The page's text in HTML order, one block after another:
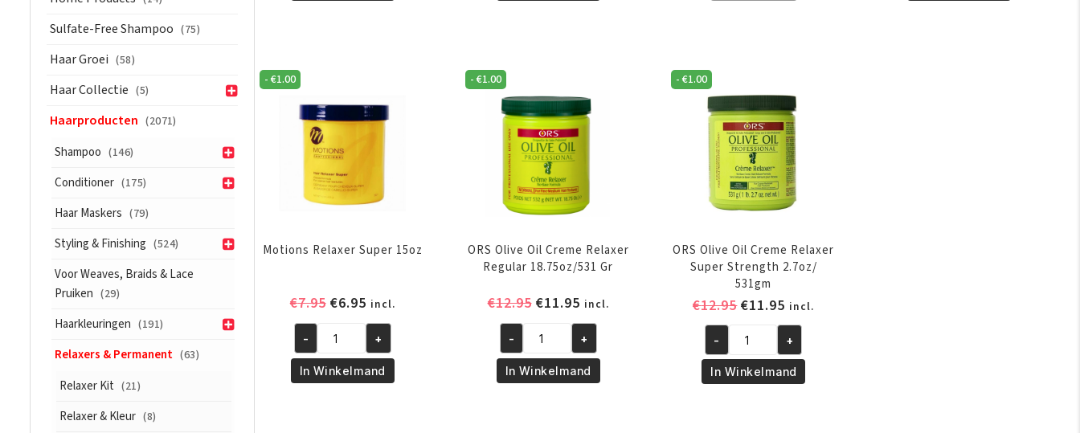
Sulfate-Free Shampoo (75)
Haar Groei (58)
Haar Collectie (5)
Haarproducten (2071)
Shampoo (146)
Conditioner (175)
Haar Maskers (79)
Styling & Finishing (524)
Voor Weaves, Braids & Lace
Pruiken (29)
Haarkleuringen (191)
Relaxers & Permanent (63)
Relaxer Kit (21)
Relaxer & Kleur (8)
Formula
kg
aantal
Formula
kg
aantal
Mild
Regular
- €1.00
Motions Relaxer Super 15oz
€7.95 Oorspronkelijke
was:
€7.95.
€6.95Huidige
prijs
is:
€6.95.
incl.
Motions
Relaxer
Super
- +
In Winkelmand
- €1.00
ORS Olive Oil Creme Relaxer
Regular 18.75oz/531 Gr
€12.95 Oorspronkelijke
was:
€12.95.
€11.95Huidige
prijs
is:
€11.95.
incl.
ORS
Olive
Oil
- +
In Winkelmand
- €1.00
ORS Olive Oil Creme Relaxer
Super Strength 2.7oz/
531gm
€12.95Oorspronkelijke
was:
€12.95.
€11.95 Huidige
prijs
is:
€11.95.
incl.
ORS
Olive
Oil
- +
In Winkelmand